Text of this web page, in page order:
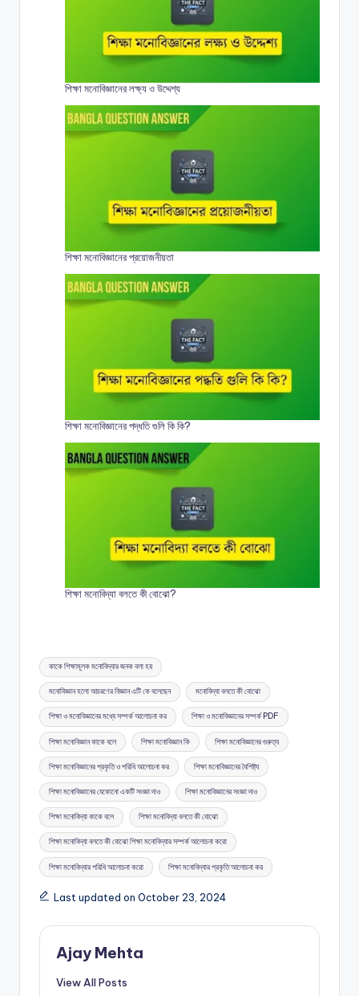
শিক্ষা মনোবিজ্ঞানের লক্ষ্য ও উদ্দেশ্য
শিক্ষা মনোবিজ্ঞানের প্রয়োজনীয়তা
শিক্ষা মনোবিজ্ঞানের পদ্ধতি গুলি কি কি?
শিক্ষা মনোবিদ্যা বলতে কী বোঝো?
Tags:
কাকে শিক্ষামূলক মনোবিদ্যার জনক বলা হয়
মনোবিজ্ঞান হলো আচরণের বিজ্ঞান এটি কে বলেছেন মনোবিদ্যা বলতে কী বোঝো
শিক্ষা ও মনোবিজ্ঞানের মধ্যে সম্পর্ক আলোচনা কর শিক্ষা ও মনোবিজ্ঞানের সম্পর্ক PDF
শিক্ষা মনোবিজ্ঞান কাকে বলে শিক্ষা মনোবিজ্ঞান কি শিক্ষা মনোবিজ্ঞানের গুরুত্ব
শিক্ষা মনোবিজ্ঞানের প্রকৃতি ও পরিধি আলোচনা কর শিক্ষা মনোবিজ্ঞানের বৈশিষ্ট্য
শিক্ষা মনোবিজ্ঞানের যেকোনো একটি সংজ্ঞা দাও শিক্ষা মনোবিজ্ঞানের সংজ্ঞা দাও
শিক্ষা মনোবিদ্যা কাকে বলে শিক্ষা মনোবিদ্যা বলতে কী বোঝো
শিক্ষা মনোবিদ্যা বলতে কী বোঝো শিক্ষা মনোবিদ্যার সম্পর্ক আলোচনা করো
শিক্ষা মনোবিদ্যার পরিধি আলোচনা করো শিক্ষা মনোবিদ্যার প্রকৃতি আলোচনা কর
Last updated on October 23, 2024
Ajay Mehta
View All Posts